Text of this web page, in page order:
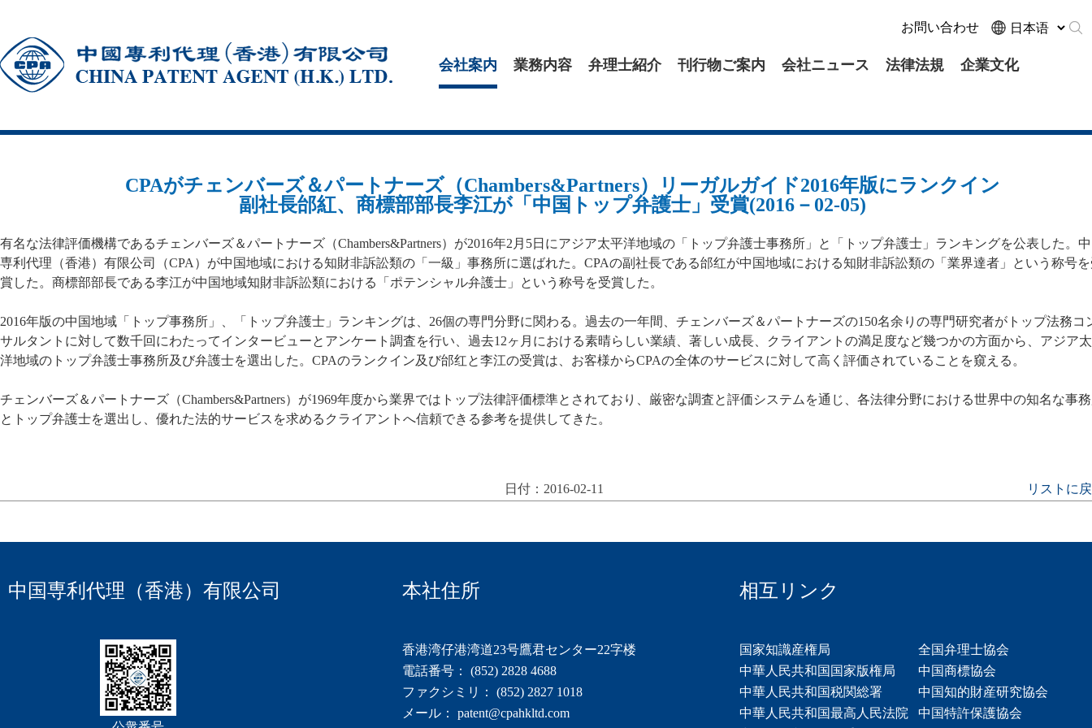
お問い合わせ
会社案内 業務内容 弁理士紹介 刊行物ご案内 会社ニュース 法律法規 企業文化
CPAがチェンバーズ＆パートナーズ（Chambers&Partners）リーガルガイド2016年版にランクイン
副社長邰紅、商標部部長李江が「中国トップ弁護士」受賞(2016－02-05)
有名な法律評価機構であるチェンバーズ＆パートナーズ（Chambers&Partners）が2016年2月5日にアジア太平洋地域の「トップ弁護士事務所」と「トップ弁護士」ランキングを公表した。
専利代理（香港）有限公司（CPA）が中国地域における知財非訴訟類の「一級」事務所に選ばれた。CPAの副社長である邰红が中国地域における知財非訴訟類の「業界達者」という称号
賞した。商標部部長である李江が中国地域知財非訴訟類における「ポテンシャル弁護士」という称号を受賞した。
2016年版の中国地域「トップ事務所」、「トップ弁護士」ランキングは、26個の専門分野に関わる。過去の一年間、チェンバーズ＆パートナーズの150名余りの専門研究者がトップ法務コ
サルタントに対して数千回にわたってインタービューとアンケート調査を行い、過去12ヶ月における素晴らしい業績、著しい成長、クライアントの満足度など幾つかの方面から、アジア
洋地域のトップ弁護士事務所及び弁護士を選出した。CPAのランクイン及び邰红と李江の受賞は、お客様からCPAの全体のサービスに対して高く評価されていることを窺える。
チェンバーズ＆パートナーズ（Chambers&Partners）が1969年度から業界ではトップ法律評価標準とされており、厳密な調査と評価システムを通じ、各法律分野における世界中の知名な事
とトップ弁護士を選出し、優れた法的サービスを求めるクライアントへ信頼できる参考を提供してきた。
日付：2016-02-11 リストに
中国専利代理（香港）有限公司 本社住所
香港湾仔港湾道23号鷹君センター22字楼
電話番号： (852) 2828 4688
ファクシミリ： (852) 2827 1018
メール： patent@cpahkltd.com
相互リンク
国家知識産権局
全国弁理士協会
中華人民共和国国家版権局
中国商標協会
中華人民共和国税関総署
中国知的財産研究協会
中華人民共和国最高人民法院
中国特許保護協会